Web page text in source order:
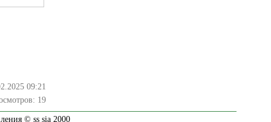
09:21
19
© ss sia 2000